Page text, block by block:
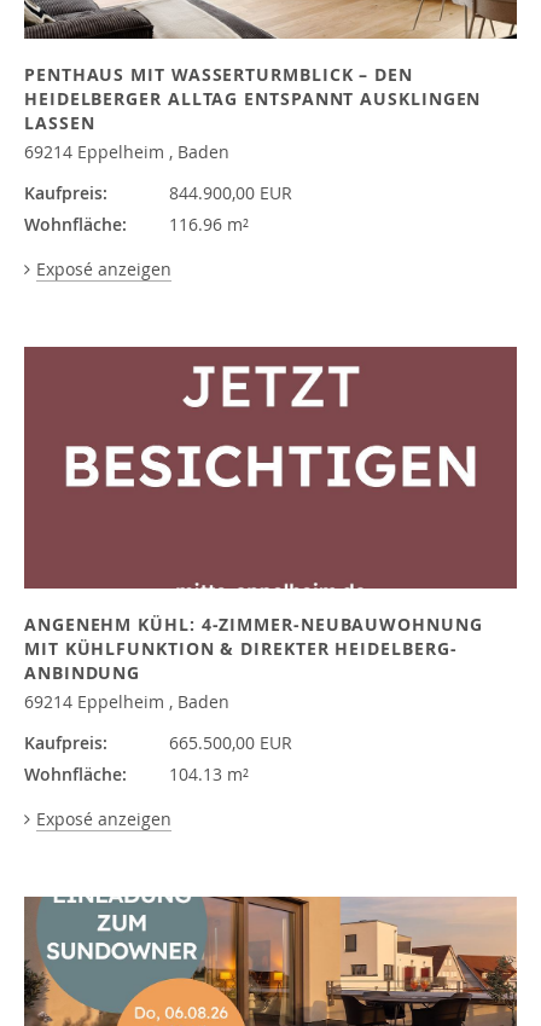
PENTHAUS MIT WASSERTURMBLICK – DEN
HEIDELBERGER ALLTAG ENTSPANNT AUSKLINGEN
LASSEN
69214 Eppelheim , Baden
Kaufpreis:
844.900,00 EUR
Wohnfläche:
116.96 m²
Exposé anzeigen
ANGENEHM KÜHL: 4-ZIMMER-NEUBAUWOHNUNG
MIT KÜHLFUNKTION & DIREKTER HEIDELBERG-
ANBINDUNG
69214 Eppelheim , Baden
Kaufpreis:
665.500,00 EUR
Wohnfläche:
104.13 m²
Exposé anzeigen